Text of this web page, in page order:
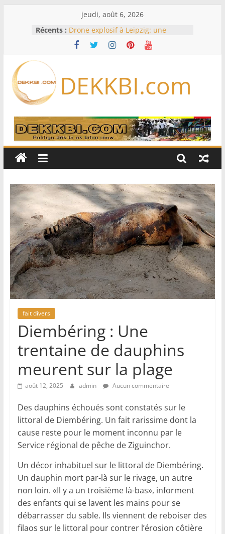
jeudi, août 6, 2026
Récents : Drone explosif à Leipzig: une
menace susceptible d’impliquer
«des puissances étrangères», selon
records dans l’espoir d’un accord
Disney s’associe à TikTok pour tirer
France – Algérie: l’affaire Mehdi
Laribi relance la coopération
policière contre le narcotrafic
Cameroun: pourquoi un
l’armée alors que Paul Biya est hors
DEKKBI.com
fait divers
Diembéring : Une
trentaine de dauphins
meurent sur la plage
août 12, 2025 admin Aucun commentaire
Des dauphins échoués sont constatés sur le
littoral de Diembéring. Un fait rarissime dont la
cause reste pour le moment inconnu par le
Service régional de pêche de Ziguinchor.
Un décor inhabituel sur le littoral de Diembéring.
Un dauphin mort par-là sur le rivage, un autre
non loin. «Il y a un troisième là-bas», informent
des enfants qui se lavent les mains pour se
débarrasser du sable. Ils viennent de reboiser des
filaos sur le littoral pour contrer l’érosion côtière